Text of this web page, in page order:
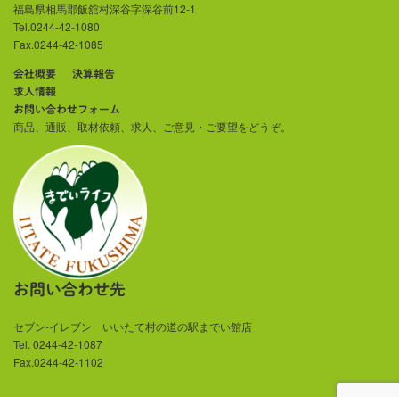
福島県相馬郡飯舘村深谷字深谷前12-1
Tel.0244-42-1080
Fax.0244-42-1085
会社概要
決算報告
求人情報
お問い合わせフォーム
商品、通販、取材依頼、求人、ご意見・ご要望をどうぞ。
お問い合わせ先
セブン-イレブン いいたて村の道の駅までい館店
Tel. 0244-42-1087
Fax.0244-42-1102